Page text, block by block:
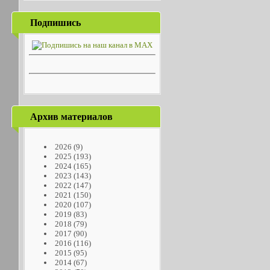
Подпишись
Архив материалов
2026 (9)
2025 (193)
2024(165)
2023 (143)
2022 (147)
2021 (150)
2020 (107)
2019 (83)
2018 (79)
2017 (90)
2016 (116)
2015 (95)
2014(67)